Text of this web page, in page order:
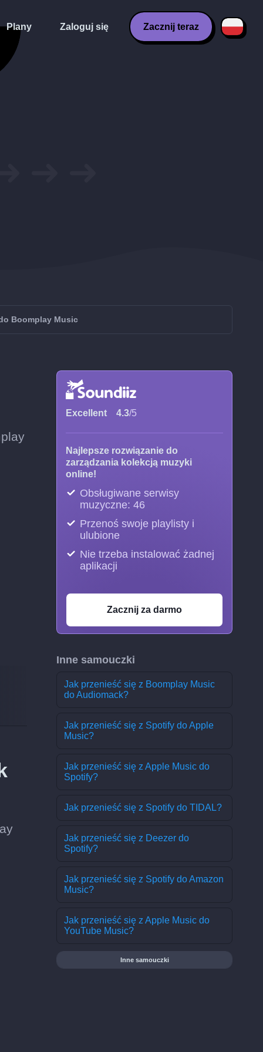
Plany Zaloguj się Zacznij teraz
Boomplay Music
Excellent 4.3/5
Najlepsze rozwiązanie do
zarządzania kolekcją muzyki
online!
Obsługiwane serwisy
muzyczne: 46
Przenoś swoje playlisty i
ulubione
Nie trzeba instalować żadnej
aplikacji
Zacznij za darmo
Inne samouczki
Jak przenieść się z Boomplay Music
do Audiomack?
Jak przenieść się z Spotify do Apple
Music?
Jak przenieść się z Apple Music do
Spotify?
Jak przenieść się z Spotify do TIDAL?
Jak przenieść się z Deezer do
Spotify?
Jak przenieść się z Spotify do Amazon
Music?
Jak przenieść się z Apple Music do
YouTube Music?
Inne samouczki